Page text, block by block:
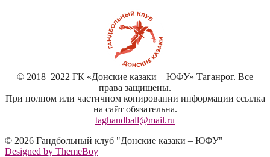
© 2018–2022 ГК «Донские казаки – ЮФУ» Таганрог. Все
права защищены.
При полном или частичном копировании информации ссылка
на сайт обязательна.
taghandball@mail.ru
© 2026 Гандбольный клуб "Донские казаки – ЮФУ"
Designed by ThemeBoy